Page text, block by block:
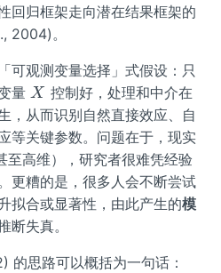
回归框架走向潜在结果框架的
2004)。
可观测变量选择」式假设：只
量 X
X 控制好，处理和中介在
，从而识别自然直接效应、自
等关键参数。问题在于，现实
至高维），研究者很难凭经验
更糟的是，很多人会不断尝试
拟合或显著性，由此产生的模
断失真。
思路可以概括为一句话：